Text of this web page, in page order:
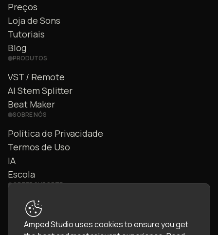
Preços
Loja de Sons
Tutoriais
Blog
PRODUTOS
VST / Remote
AI Stem Splitter
Beat Maker
SOBRE NÓS
Política de Privacidade
Termos de Uso
IA
Escola
OBTER SUPORTE
Fale Conosco
Comunidade
Amped Studio uses cookies to ensure you get